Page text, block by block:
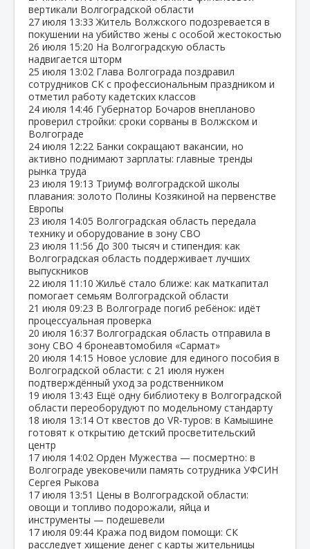
вертикали Волгоградской области
27 июля 13:33 Житель Волжского подозревается в
покушении на убийство жены с особой жестокостью
26 июля 15:20 На Волгоградскую область
надвигается шторм
25 июля 13:02 Глава Волгограда поздравил
сотрудников СК с профессиональным праздником и
отметил работу кадетских классов
24 июля 14:46 Губернатор Бочаров внепланово
проверил стройки: сроки сорваны в Волжском и
Волгограде
24 июля 12:22 Банки сокращают вакансии, но
активно поднимают зарплаты: главные тренды
рынка труда
23 июля 19:13 Триумф волгоградской школы
плавания: золото Полины Козякиной на первенстве
Европы
23 июля 14:05 Волгоградская область передала
технику и оборудование в зону СВО
23 июля 11:56 До 300 тысяч и стипендия: как
Волгоградская область поддерживает лучших
выпускников
22 июля 11:10 Жильё стало ближе: как маткапитал
помогает семьям Волгоградской области
21 июля 09:23 В Волгограде погиб ребёнок: идёт
процессуальная проверка
20 июля 16:37 Волгоградская область отправила в
зону СВО 4 бронеавтомобиля «Сармат»
20 июля 14:15 Новое условие для единого пособия в
Волгоградской области: с 21 июля нужен
подтверждённый уход за родственником
19 июля 13:43 Ещё одну библиотеку в Волгоградской
области переоборудуют по модельному стандарту
18 июля 13:14 От квестов до VR‑туров: в Камышине
готовят к открытию детский просветительский
центр
17 июля 14:02 Орден Мужества — посмертно: в
Волгограде увековечили память сотрудника УФСИН
Сергея Рыкова
17 июля 13:51 Цены в Волгоградской области:
овощи и топливо подорожали, яйца и
инструменты — подешевели
17 июля 09:44 Кража под видом помощи: СК
расследует хищение денег с карты жительницы